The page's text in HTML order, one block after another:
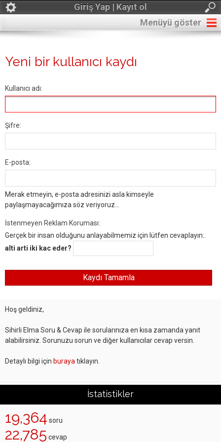
Giriş Yap | Kayıt ol
Menüyü göster
Yeni bir kullanıcı kaydı
Kullanıcı adı:
Şifre:
E-posta:
Merak etmeyin, e-posta adresinizi asla kimseyle
paylaşmayacağımıza söz veriyoruz...
İstenmeyen Reklam Koruması:
Gerçek bir insan olduğunu anlayabilmemiz için lütfen cevaplayın:.
alti arti iki kac eder?
Hoş geldiniz,
Sihirli Elma Soru & Cevap ile sorularınıza en kısa zamanda yanıt
alabilirsiniz. Sorunuzu sorun ve diğer kullanıcılar cevap versin.
Detaylı bilgi için buraya tıklayın.
İstatistikler
19,364 soru
22,785 cevap